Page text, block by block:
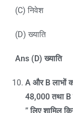
(C) निवेश
(D) ख्याति
Ans (D)ख्याति
A औरBलाभों
48,000तथाB
” लिए शामिल